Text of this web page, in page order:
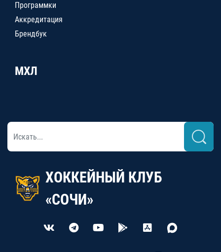
Программки
Аккредитация
Брендбук
МХЛ
ХОККЕЙНЫЙ КЛУБ
«СОЧИ»